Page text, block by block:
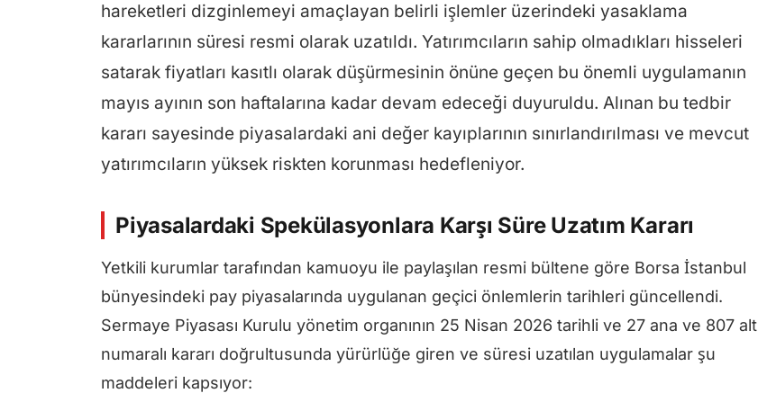
hareketleri dizginlemeyi amaçlayan belirli işlemler üzerindeki yasaklama
kararlarının süresi resmi olarak uzatıldı. Yatırımcıların sahip olmadıkları hisseleri
satarak fiyatları kasıtlı olarak düşürmesinin önüne geçen bu önemli uygulamanın
mayıs ayının son haftalarına kadar devam edeceği duyuruldu. Alınan bu tedbir
kararı sayesinde piyasalardaki ani değer kayıplarının sınırlandırılması ve mevcut
yatırımcıların yüksek riskten korunması hedefleniyor.
Piyasalardaki Spekülasyonlara Karşı Süre Uzatım Kararı
Yetkili kurumlar tarafından kamuoyu ile paylaşılan resmi bültene göre Borsa İstanbul
bünyesindeki pay piyasalarında uygulanan geçici önlemlerin tarihleri güncellendi.
Sermaye Piyasası Kurulu yönetim organının 25 Nisan 2026 tarihli ve 27 ana ve 807 alt
numaralı kararı doğrultusunda yürürlüğe giren ve süresi uzatılan uygulamalar şu
maddeleri kapsıyor: